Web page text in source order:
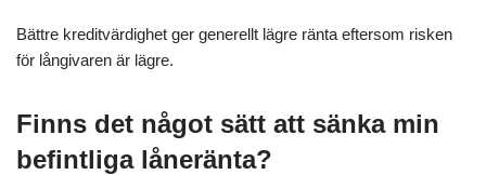
Bättre kreditvärdighet ger generellt lägre ränta eftersom risken
för långivaren är lägre.
Finns det något sätt att sänka min
befintliga låneränta?